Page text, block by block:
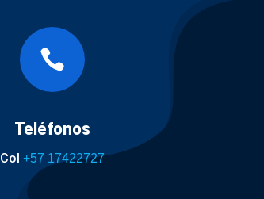

Teléfonos
Col +57 17422727